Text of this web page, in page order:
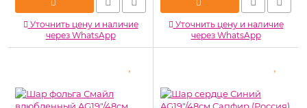
Уточнить цену и наличие
через WhatsApp
Уточнить цену и наличие
через WhatsApp